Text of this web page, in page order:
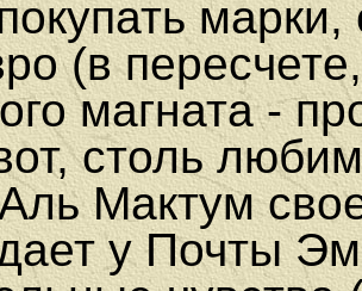
(в
магната -
Мактум
у Почты